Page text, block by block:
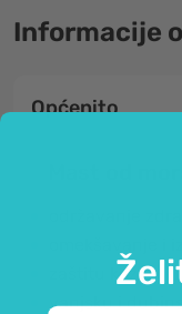
Informacije
Općenito
zaštitu kože,
vanjsku i